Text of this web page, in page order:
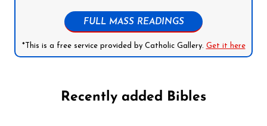
FULL MASS READINGS
*This is a free service provided by Catholic Gallery. Get it here
Recently added Bibles